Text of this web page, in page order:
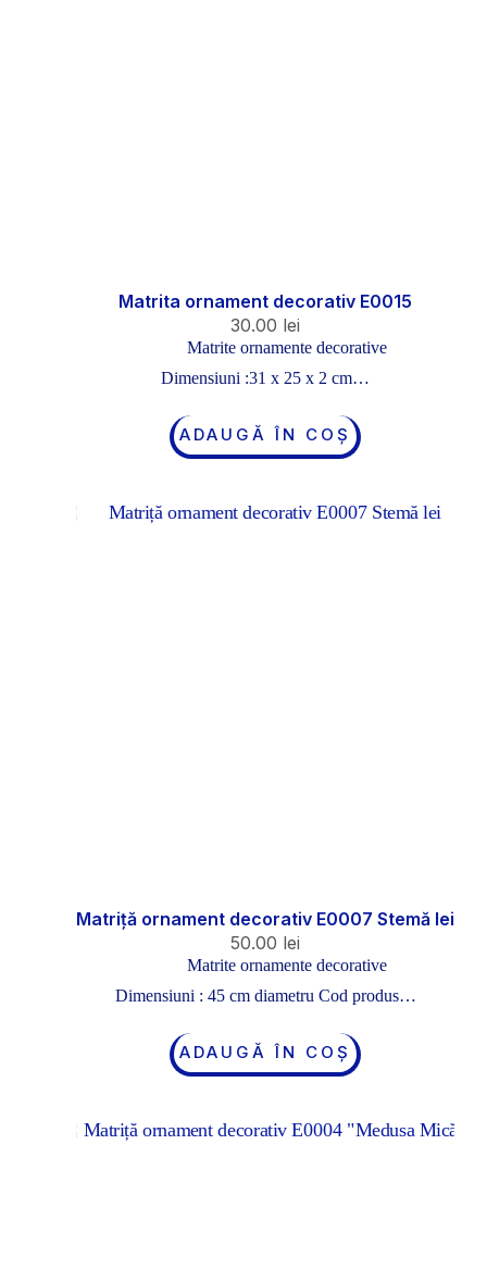
Matrita ornament decorativ E0015
30.00 lei
Matrite ornamente decorative
Dimensiuni :31 x 25 x 2 cm…
ADAUGĂ ÎN COȘ
Matriță ornament decorativ E0007 Stemă lei
50.00 lei
Matrite ornamente decorative
Dimensiuni : 45 cm diametru Cod produs…
ADAUGĂ ÎN COȘ